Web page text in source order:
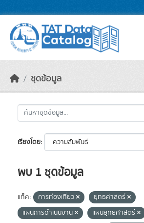
ชุดข้อมูล
เรียงโดย
พบ 1 ชุดข้อมูล
แท็ค: การท่องเที่ยว
ยุทธศาสตร์
แผนการดำเนินงาน
แผนยุทธศาสตร์